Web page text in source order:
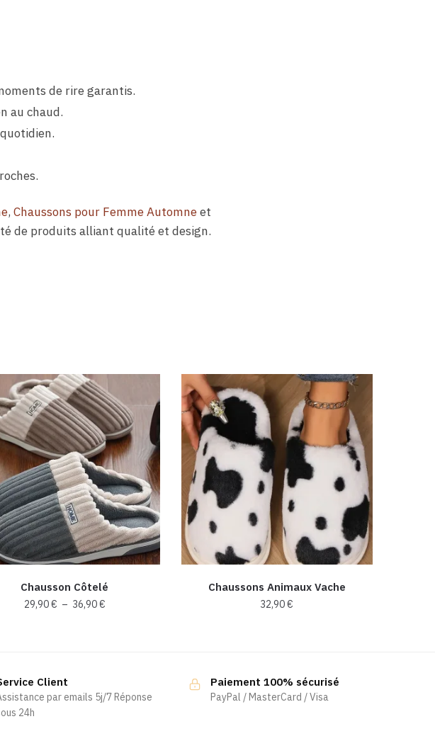
de rire garantis.
au chaud.
, Chaussons pour Femme Automneet
de produits alliant qualité et design.
Chausson Côtelé
29,90€ – 36,90€Plage
plusieurs
variations.
Chaussons Animaux Vache
32,90€
plusieurs
variations.
Client
par emails 5j/7 Réponse
24h
Paiement 100% sécurisé
PayPal / MasterCard / Visa